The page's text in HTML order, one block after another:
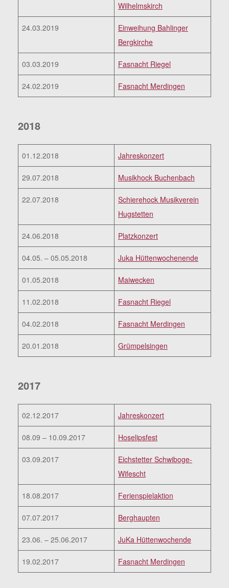
Wilhelmskirch
24.03.2019
Einweihung Bahlinger
Bergkirche
03.03.2019 Fasnacht Riegel
24.02.2019 Fasnacht Merdingen
2018
01.12.2018 Jahreskonzert
29.07.2018 Musikhock Buchenbach
22.07.2018
Schierehock Musikverein
Hugstetten
24.06.2018 Platzkonzert
04.05. – 05.05.2018 Juka Hüttenwochenende
01.05.2018 Maiwecken
11.02.2018 Fasnacht Riegel
04.02.2018 Fasnacht Merdingen
20.01.2018 Grümpelsingen
2017
02.12.2017 Jahreskonzert
08.09 – 10.09.2017 Hoselipsfest
03.09.2017
Eichstetter Schwiboge-
Wifescht
18.08.2017 Ferienspielaktion
07.07.2017 Berghaupten
23.06. – 25.06.2017 JuKa Hüttenwochende
19.02.2017 Fasnacht Merdingen